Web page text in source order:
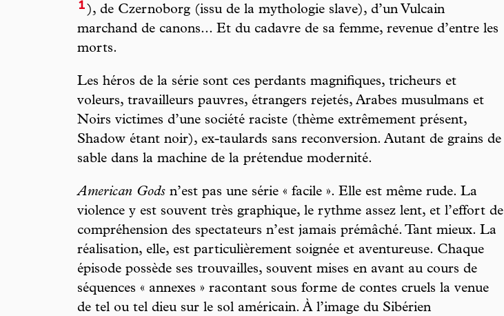
1 ), de Czernoborg (issu de la mythologie slave), d’un Vulcain
marchand de canons... Et du cadavre de sa femme, revenue d’entre les
morts.
Les héros de la série sont ces perdants magnifiques, tricheurs et
voleurs, travailleurs pauvres, étrangers rejetés, Arabes musulmans et
Noirs victimes d’une société raciste (thème extrêmement présent,
Shadow étant noir), ex-taulards sans reconversion. Autant de grains de
sable dans la machine de la prétendue modernité.
American Gods n’est pas une série « facile ». Elle est même rude. La
violence y est souvent très graphique, le rythme assez lent, et l’effort de
compréhension des spectateurs n’est jamais prémâché. Tant mieux. La
réalisation, elle, est particulièrement soignée et aventureuse. Chaque
épisode possède ses trouvailles, souvent mises en avant au cours de
séquences « annexes » racontant sous forme de contes cruels la venue
de tel ou tel dieu sur le sol américain. À l’image du Sibérien